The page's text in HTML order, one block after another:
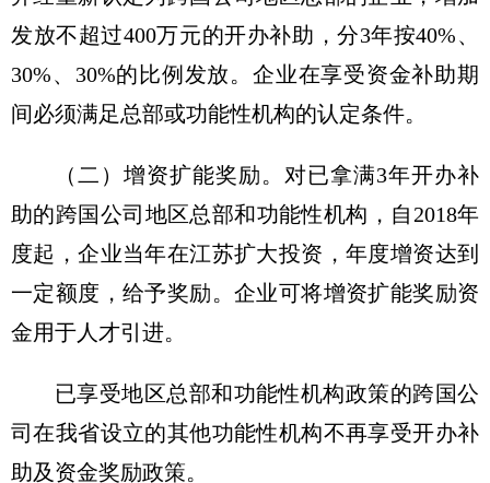
发放不超过400万元的开办补助，分3年按40%、
30%、30%的比例发放。企业在享受资金补助期
间必须满足总部或功能性机构的认定条件。
（二）增资扩能奖励。 对已拿满3年开办补
助的跨国公司地区总部和功能性机构，自2018年
度起，企业当年在江苏扩大投资，年度增资达到
一定额度，给予奖励。企业可将增资扩能奖励资
金用于人才引进。
已享受地区总部和功能性机构政策的跨国公
司在我省设立的其他功能性机构不再享受开办补
助及资金奖励政策。